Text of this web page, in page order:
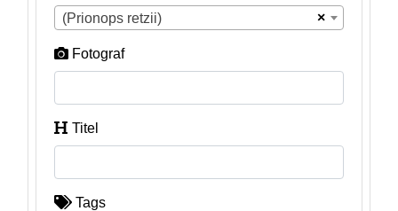
×
(Prionops retzii)
Fotograf
Titel
Tags